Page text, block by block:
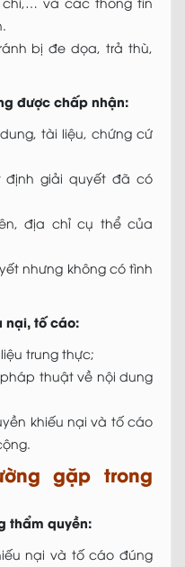
bị đe dọa, trả thù,
được chấp nhận:
tài liệu, chứng cứ
định giải quyết đã có
địa chỉ cụ thể của
nhưng không có tình
nại, tố cáo:
trung thực;
thuật về nội dung
khiếu nại và tố cáo
gặp trong
thẩm quyền:
nại và tố cáo đúng